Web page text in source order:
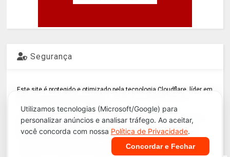
Utilizamos tecnologias (Microsoft/Google) para
personalizar anúncios e analisar tráfego. Ao aceitar,
você concorda com nossa Política de Privacidade.
Concordar e Fechar
Segurança
Este site é protegido e otimizado pela tecnologia Cloudflare, líder em
domínios, aplicativos e equipes.
A Cloudflare acelera o acesso ao site, com recursos de segurança
que protegem contra ameaças, aumentando a confiança dos
visitantes e melhorando a classificação dos motores de buscas.
Comece agora mesmo gratuitamente.
Ajudando a construir uma internet melhor!